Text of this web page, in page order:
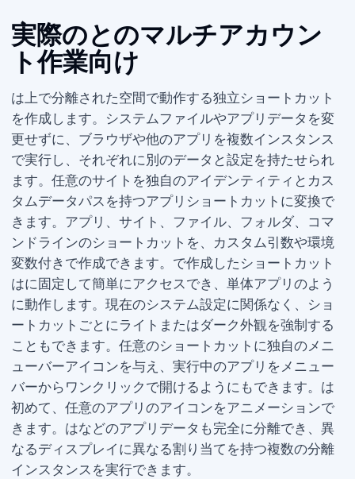
実際の Mac と Web のマルチアカウン
ト作業向け
Parall は Mac 上で分離された空間で動作する独立ショートカット
を作成します。システムファイルやアプリデータを変
更せずに、ブラウザや他のアプリを複数インスタンス
で実行し、それぞれに別のデータと設定を持たせられ
ます。任意の Web サイトを独自の Dock アイデンティティとカス
タムデータパスを持つ Web アプリショートカットに変換で
きます。アプリ、Web サイト、ファイル、フォルダ、コマ
ンドラインのショートカットを、カスタム引数や環境
変数付きで作成できます。Parall で作成したショートカット
は Dock に固定して簡単にアクセスでき、単体アプリのよう
に動作します。現在の macOS システム設定に関係なく、ショ
ートカットごとにライトまたはダーク外観を強制する
こともできます。任意のショートカットに独自のメニ
ューバーアイコンを与え、実行中のアプリをメニュー
バーからワンクリックで開けるようにもできます。Parall は
初めて、任意のアプリの Dock アイコンをアニメーションで
きます。Parall は Philips Hue Sync などのアプリデータも完全に分離でき、異
なるディスプレイに異なる LED 割り当てを持つ複数の分離
インスタンスを実行できます。